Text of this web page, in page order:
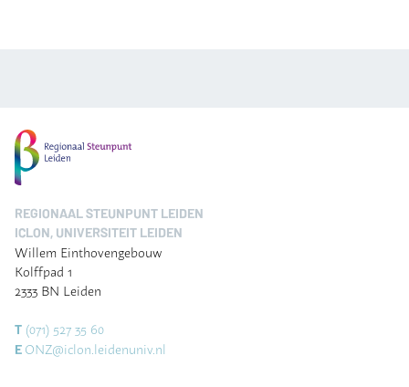
REGIONAAL STEUNPUNT LEIDEN
ICLON, UNIVERSITEIT LEIDEN
Willem Einthovengebouw
Kolffpad 1
2333 BN Leiden
T (071) 527 35 60
E ONZ@iclon.leidenuniv.nl